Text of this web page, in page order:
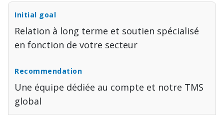
Relation à long terme et soutien spécialisé
en fonction de votre secteur
Une équipe dédiée au compte et notre TMS
global